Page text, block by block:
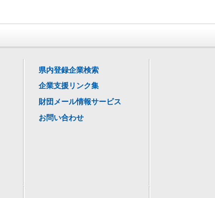
県内登録企業検索
企業支援リンク集
財団メール情報サービス
お問い合わせ